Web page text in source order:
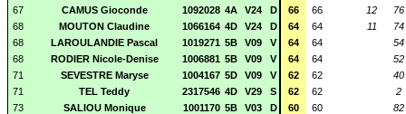
67
CAMUS Gioconde 1092028 4A V24 D 66 66 12
76
68
MOUTON Claudine 1066164 4D V24 D 64 64 11
74
68
LAROULANDIE Pascal 1019271 5B V09 V 64 64
54
68
RODIER Nicole-Denise 1006881 5B V09 V 64 64
52
71
SEVESTRE Maryse 1004167 5D V09 V 62 62
40
71
TEL Teddy 2317546 4D V29 S 62 62
2
73
SALIOU Monique 1001170 5B V03 D 60 60
82